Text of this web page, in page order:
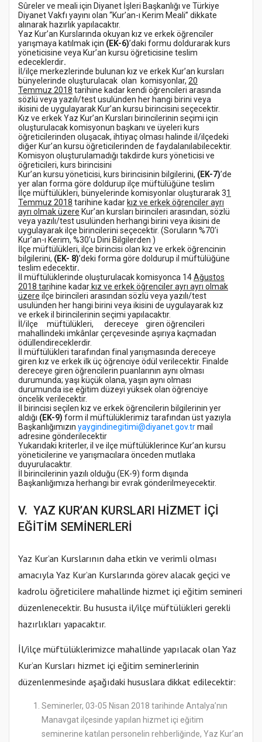
Sûreler ve meali için Diyanet İşleri Başkanlığı ve Türkiye
Diyanet Vakfı yayını olan “Kur’an-ı Kerim Meali” dikkate
alınarak hazırlık yapılacaktır.
Yaz Kur’an Kurslarında okuyan kız ve erkek öğrenciler
yarışmaya katılmak için (EK-6)’daki formu doldurarak kurs
yöneticisine veya Kur’an kursu öğreticisine teslim
edeceklerdir.
İl/ilçe merkezlerinde bulunan kız ve erkek Kur’an kursları
bünyelerinde oluşturulacak olan komisyonlar, 20
Temmuz 2018 tarihine kadar kendi öğrencileri arasında
sözlü veya yazılı/test usulünden her hangi birini veya
ikisini de uygulayarak Kur’an kursu birincisini seçecektir.
Kız ve erkek Yaz Kur’an Kursları birincilerinin seçimi için
oluşturulacak komisyonun başkanı ve üyeleri kurs
öğreticilerinden oluşacak, ihtiyaç olması halinde il/ilçedeki
diğer Kur’an kursu öğreticilerinden de faydalanılabilecektir.
Komisyon oluşturulamadığı takdirde kurs yöneticisi ve
öğreticileri, kurs birincisini
Kur’an kursu yöneticisi, kurs birincisinin bilgilerini, (EK-7)’de
yer alan forma göre doldurup ilçe müftülüğüne teslim
İlçe müftülükleri, bünyelerinde komisyonlar oluşturarak 31
Temmuz 2018 tarihine kadar kız ve erkek öğrenciler ayrı
ayrı olmak üzere Kur’an kursları birincileri arasından, sözlü
veya yazılı/test usulünden herhangi birini veya ikisini de
uygulayarak ilçe birincilerini seçecektir. (Soruların %70’i
Kur’an-ı Kerim, %30’u Dini Bilgilerden )
İlçe müftülükleri, ilçe birincisi olan kız ve erkek öğrencinin
bilgilerini, (EK- 8)’deki forma göre doldurup il müftülüğüne
teslim edecektir.
İl müftülüklerinde oluşturulacak komisyonca 14Ağustos
2018 tarihine kadar kız ve erkek öğrenciler ayrı ayrı olmak
üzere ilçe birincileri arasından sözlü veya yazılı/test
usulünden her hangi birini veya ikisini de uygulayarak kız
ve erkek il birincilerinin seçimi yapılacaktır.
İl/ilçe müftülükleri, dereceye giren öğrencileri
mahallindeki imkânlar çerçevesinde aşırıya kaçmadan
ödüllendireceklerdir.
İl müftülükleri tarafından final yarışmasında dereceye
giren kız ve erkek ilk üç öğrenciye ödül verilecektir. Finalde
dereceye giren öğrencilerin puanlarının aynı olması
durumunda; yaşı küçük olana, yaşın aynı olması
durumunda ise eğitim düzeyi yüksek olan öğrenciye
öncelik verilecektir.
İl birincisi seçilen kız ve erkek öğrencilerin bilgilerinin yer
aldığı (EK-9) form il müftülüklerimiz tarafından üst yazıyla
Başkanlığımızın yaygindinegitimi@diyanet.gov.trmail
adresine gönderilecektir
Yukarıdaki kriterler, il ve ilçe müftülüklerince Kur’an kursu
yöneticilerine ve yarışmacılara önceden mutlaka
duyurulacaktır.
İl birincilerinin yazılı olduğu (EK-9) form dışında
Başkanlığımıza herhangi bir evrak gönderilmeyecektir.
V. YAZ KUR’AN KURSLARI HİZMET İÇİ
EĞİTİM SEMİNERLERİ
Yaz Kur’an Kurslarının daha etkin ve verimli olması
amacıyla Yaz Kur’an Kurslarında görev alacak geçici ve
kadrolu öğreticilere mahallinde hizmet içi eğitim semineri
düzenlenecektir. Bu hususta il/ilçe müftülükleri gerekli
hazırlıkları yapacaktır.
İl/ilçe müftülüklerimizce mahallinde yapılacak olan Yaz
Kur’an Kursları hizmet içi eğitim seminerlerinin
düzenlenmesinde aşağıdaki hususlara dikkat edilecektir:
Seminerler, 03-05 Nisan 2018 tarihinde Antalya’nın
Manavgat ilçesinde yapılan hizmet içi eğitim
seminerine katılan personelin rehberliğinde, Yaz Kur’an